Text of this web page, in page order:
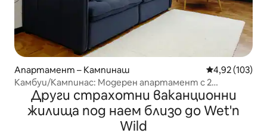
Апартамент – Кампинаш Средна
4,92 (103)
Камбуи/Кампинас: Модерен апартамент с 2
климатика и гараж!
Други страхотни ваканционни
жилища под наем близо до Wet'n
Wild